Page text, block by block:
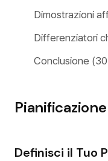
Dimostrazioni
Differenziatori
Conclusione
Definisci il Tuo